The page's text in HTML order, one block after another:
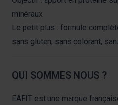
minéraux
Le petit plus : formule
sans gluten, sans colorant,
QUI SOMMES NOUS ?
EAFIT est une marque